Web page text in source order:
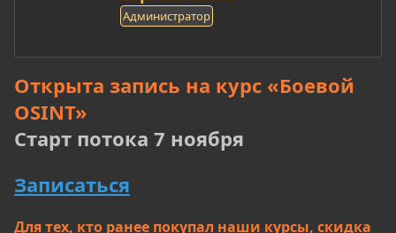
а
в
т
р
Администратор
Открыта запись на курс «Боевой
OSINT»
Старт потока 7 ноября
Записаться
Для тех, кто ранее покупал наши курсы, скидка